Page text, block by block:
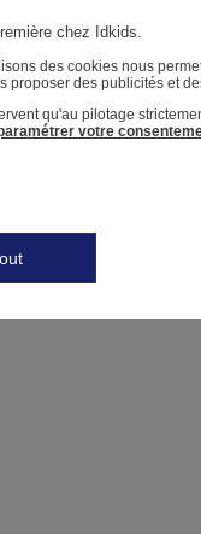
chez Idkids.
des cookies nous
proposer des publicités et
qu'au pilotage
votre